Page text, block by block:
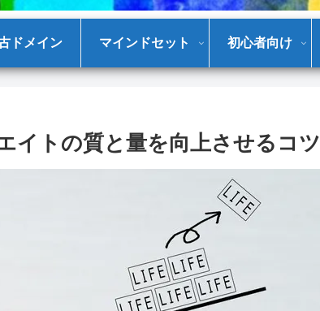
ドメイン マインドセット 初心者向け
イトの質と量を向上させるコツ